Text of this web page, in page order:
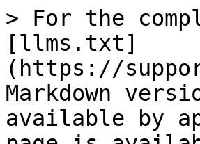
> For the
[llms.txt]
(https://
Markdown
available by